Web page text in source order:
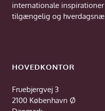
internationale
tilgængelig og
HOVEDKONTOR
Fruebjergvej 3
2100 København Ø